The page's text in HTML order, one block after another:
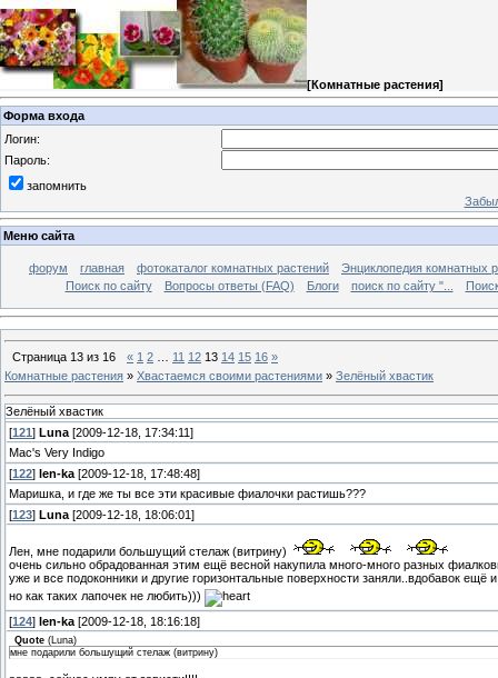
[Комнатные растения]
Форма входа
Логин:
Пароль:
запомнить
Меню сайта
форум главная фотокаталог комнатных растений
Энциклопедия комнатных
Поиск по сайту
Вопросы ответы (FAQ) Блоги поиск по сайту "...
Страница 13 из 16 « 1 2 11 12 13 14 15 16 »
Комнатные растения » Хвастаемся своими растениями » Зелёный хвастик
Зелёный хвастик
[121] Luna [2009-12-18, 17:34:11]
Mac's Very Indigo
[122] len-ka [2009-12-18, 17:48:48]
Маришка, и где же ты все эти красивые фиалочки растишь???
[123] Luna [2009-12-18, 18:06:01]
Лен, мне подарили большущий стелаж (витрину)
очень сильно обрадованная этим ещё весной накупила много-много разных
уже и все подоконники и другие горизонтальные поверхности заняли..вдобавок
но как таких лапочек не любить)))
[124] len-ka [2009-12-18, 18:16:18]
Quote ( Luna)
мне подарили большущий стелаж (витрину)